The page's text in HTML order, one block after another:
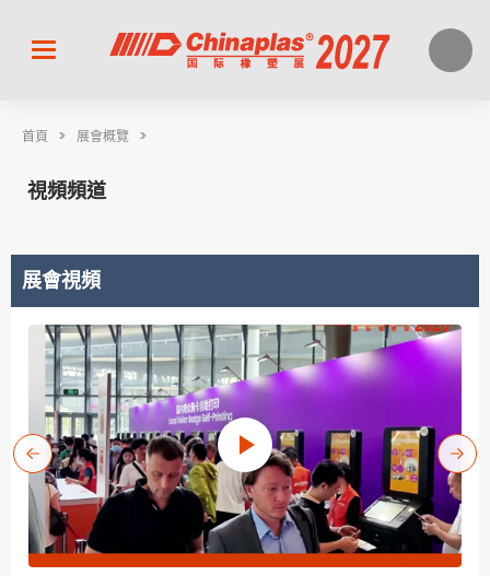
首頁 > 展會概覽 >
視頻頻道
展會視頻